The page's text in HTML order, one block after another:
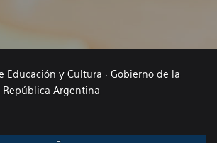
Educación y Cultura · Gobierno de la
República Argentina